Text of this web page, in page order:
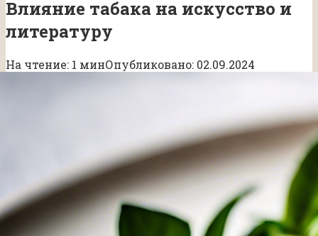
Влияние табака на искусство и
литературу
На чтение: 1 минОпубликовано: 02.09.2024